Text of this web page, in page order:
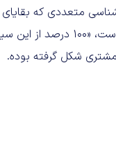
متعددی که
مطمئن شد که این روتنیم